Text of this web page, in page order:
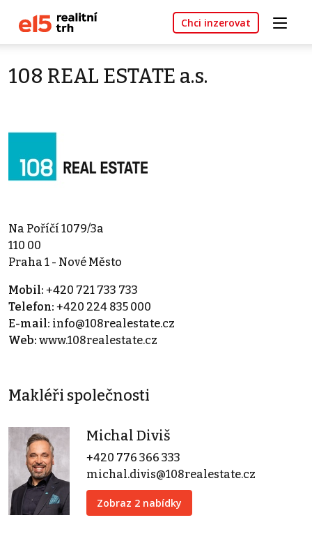
Chci inzerovat
108 REAL ESTATE a.s.
Na Poříčí 1079/3a
110 00
Praha 1 - Nové Město
Mobil: +420 721 733 733
Telefon: +420 224 835 000
E-mail: info@108realestate.cz
Web: www.108realestate.cz
Makléři společnosti
Michal Diviš
+420 776 366 333
michal.divis@108realestate.cz
Zobraz 2 nabídky